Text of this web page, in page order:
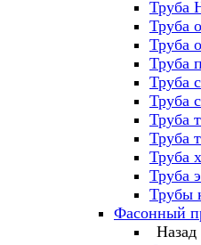
Труба
Труба
Труба
Труба
Труба
Труба
Труба
Труба
Труба
Труба
Трубы
Фасонный
Назад